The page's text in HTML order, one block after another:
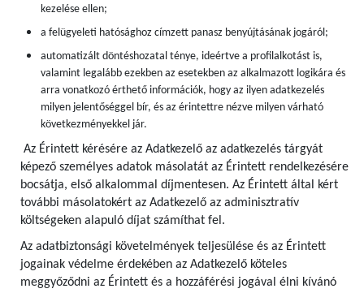
kezelése ellen;
a felügyeleti hatósághoz címzett panasz benyújtásának jogáról;
automatizált döntéshozatal ténye, ideértve a profilalkotást is,
valamint legalább ezekben az esetekben az alkalmazott logikára és
arra vonatkozó érthető információk, hogy az ilyen adatkezelés
milyen jelentőséggel bír, és az érintettre nézve milyen várható
következményekkel jár.
Az Érintett kérésére az Adatkezelő az adatkezelés tárgyát
képező személyes adatok másolatát az Érintett rendelkezésére
bocsátja, első alkalommal díjmentesen. Az Érintett által kért
további másolatokért az Adatkezelő az adminisztratív
költségeken alapuló díjat számíthat fel.
Az adatbiztonsági követelmények teljesülése és az Érintett
jogainak védelme érdekében az Adatkezelő köteles
meggyőződni az Érintett és a hozzáférési jogával élni kívánó